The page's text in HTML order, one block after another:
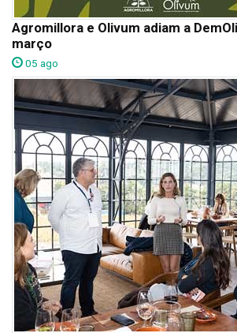
Agromillora e Olivum adiam a
março
05 ago